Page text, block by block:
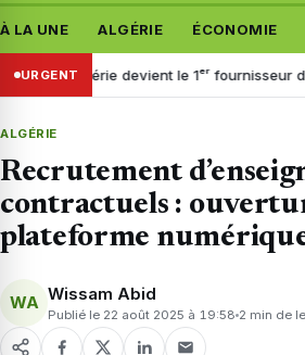
À LA UNE ALGÉRIE ÉCONOMIE
URGENTdevient le 1ᵉʳ fournisseur de
ALGÉRIE
Recrutement
contractuels :
plateforme
WA Wissam Abid
Publié le 22 août 2025 à 19:58 2 min de